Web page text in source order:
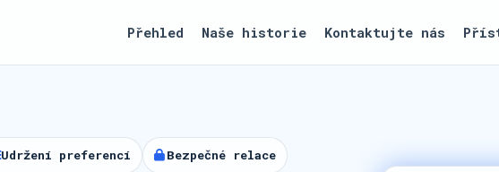
Přehled Naše historie Kontaktujte nás
Udržení preferencí Bezpečné relace